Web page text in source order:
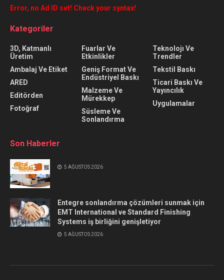
Error, no Ad ID set! Check your syntax!
Kategoriler
3D, Katmanlı
Üretim
Ambalaj Ve Etiket
ARED
Editörden
Fotoğraf
Fuarlar Ve
Etkinlikler
Geniş Format Ve
Endüstriyel Baskı
Malzeme Ve
Mürekkep
Süsleme Ve
Sonlandırma
Teknolojı Ve
Trendler
Tekstil Baskı
Ticari Baskı Ve
Yayıncılık
Uygulamalar
Son Haberler
5 AĞUSTOS 2026
Entegre sonlandırma çözümleri sunmak için
EMT International ve Standard Finishing
Systems iş birliğini genişletiyor
5 AĞUSTOS 2026